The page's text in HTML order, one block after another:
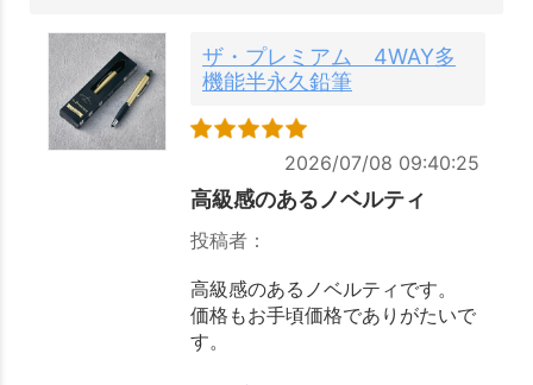
ザ・プレミアム 4WAY多
機能半永久鉛筆
2026/07/08 09:40:25
高級感のあるノベルティ
投稿者：
高級感のあるノベルティです。
価格もお手頃価格でありがたいで
す。